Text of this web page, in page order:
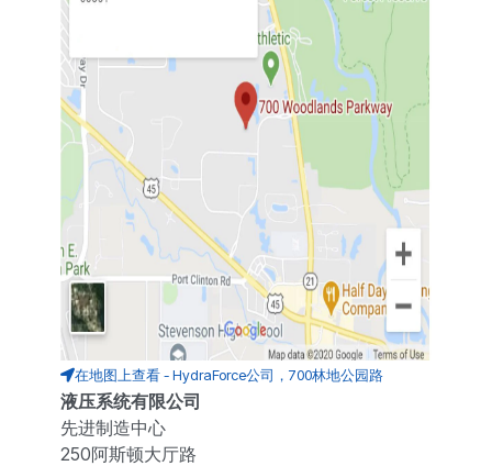
在地图上查看 - HydraForce公司，700林地公园路
液压系统有限公司
先进制造中心
250阿斯顿大厅路